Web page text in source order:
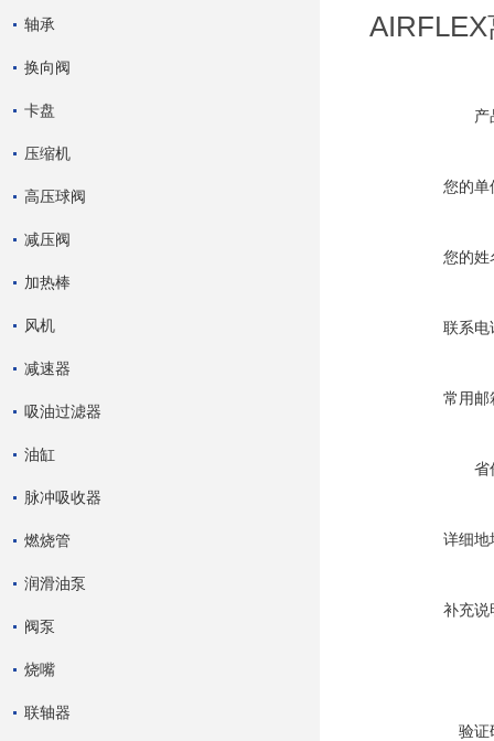
轴承
换向阀
卡盘
压缩机
高压球阀
减压阀
加热棒
风机
减速器
吸油过滤器
油缸
脉冲吸收器
燃烧管
润滑油泵
阀泵
烧嘴
联轴器
产
您的单
您的姓
联系电
常用邮
省
详细地
补充说
验证